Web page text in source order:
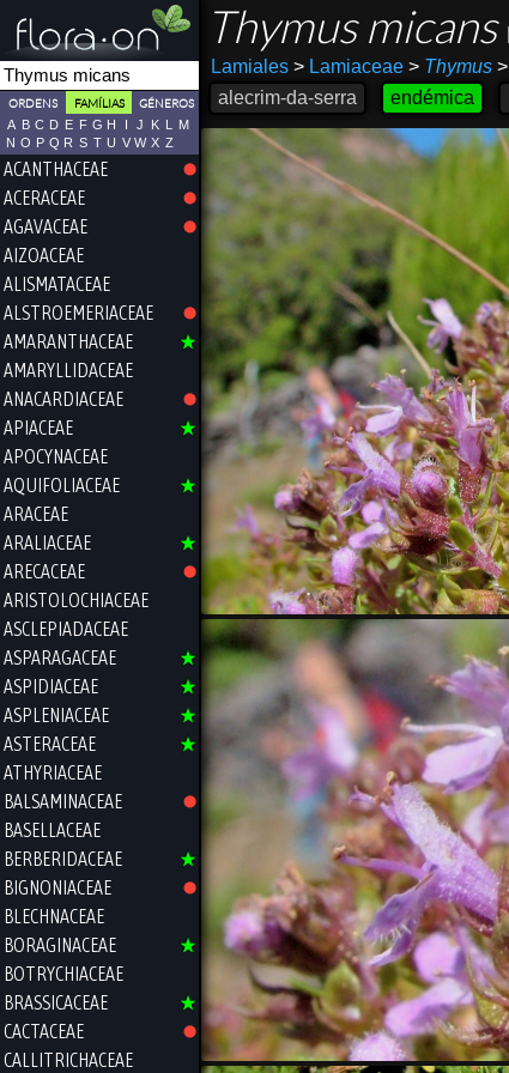
ORDENS FAMÍLIAS GÉNEROS
A B C D E F G H I J K L
M
N O P Q R S T U V W X Z
ACANTHACEAE
ACERACEAE
AGAVACEAE
AIZOACEAE
ALISMATACEAE
ALSTROEMERIACEAE
AMARANTHACEAE
AMARYLLIDACEAE
ANACARDIACEAE
APIACEAE
APOCYNACEAE
AQUIFOLIACEAE
ARACEAE
ARALIACEAE
ARECACEAE
ARISTOLOCHIACEAE
ASCLEPIADACEAE
ASPARAGACEAE
ASPIDIACEAE
ASPLENIACEAE
ASTERACEAE
ATHYRIACEAE
BALSAMINACEAE
BASELLACEAE
BERBERIDACEAE
BIGNONIACEAE
BLECHNACEAE
BORAGINACEAE
BOTRYCHIACEAE
BRASSICACEAE
CACTACEAE
CALLITRICHACEAE
Thymus micans
Lamiales >Lamiaceae > Thymus >
alecrim-da-serra
endémica